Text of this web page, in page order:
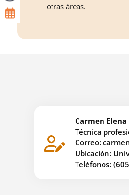
otras áreas.
Carmen Elena
Técnica
Correo:
Ubicación:
Teléfonos: